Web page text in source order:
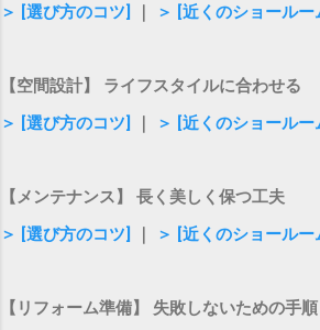
＞ [選び方のコツ]
＞ [近くのショールー
【空間設計】 ライフスタイルに合わせる
＞ [選び方のコツ]
＞ [近くのショールー
【メンテナンス】 長く美しく保つ工夫
＞ [選び方のコツ]
＞ [近くのショールー
【リフォーム準備】 失敗しないための手順